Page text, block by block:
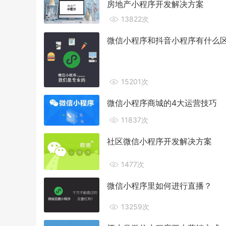
房地产小程序开发解决方案
13822次
微信小程序和抖音小程序有什么
15201次
微信小程序商城的4大运营技巧
11837次
社区微信小程序开发解决方案
1477次
微信小程序里如何进行直播？
13259次